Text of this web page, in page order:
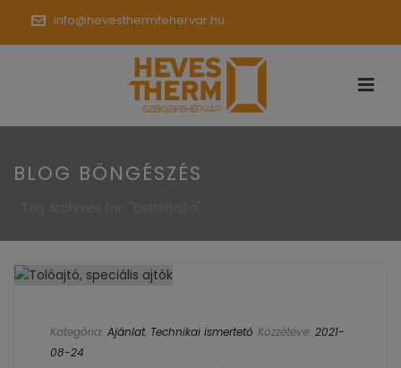
info@hevesthermfehervar.hu
BLOG BÖNGÉSZÉS
Kategória: Ajánlat, Technikai ismertető Közzétéve: 2021-
08-24